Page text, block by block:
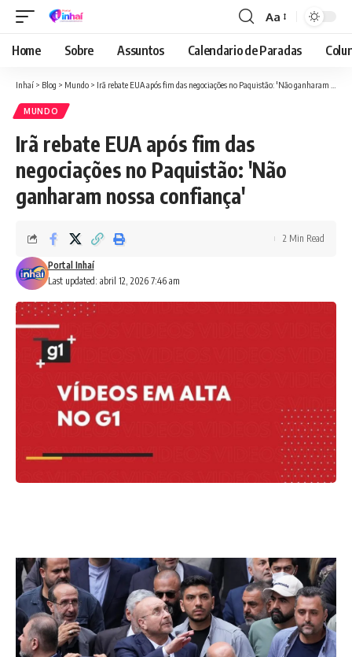
Font
Resizer
Aa
Home Sobre Assuntos Calendario de Paradas
Inhaí > Blog > Mundo > Irã rebate EUA após fim das negociações no Paquistão: 'Não ganharam nossa confiança'
MUNDO
Irã rebate EUA após fim das
negociações no Paquistão: 'Não
ganharam nossa confiança'
Last updated: abril 12, 2026 7:46 am
Portal Inhaí
2 Min Read